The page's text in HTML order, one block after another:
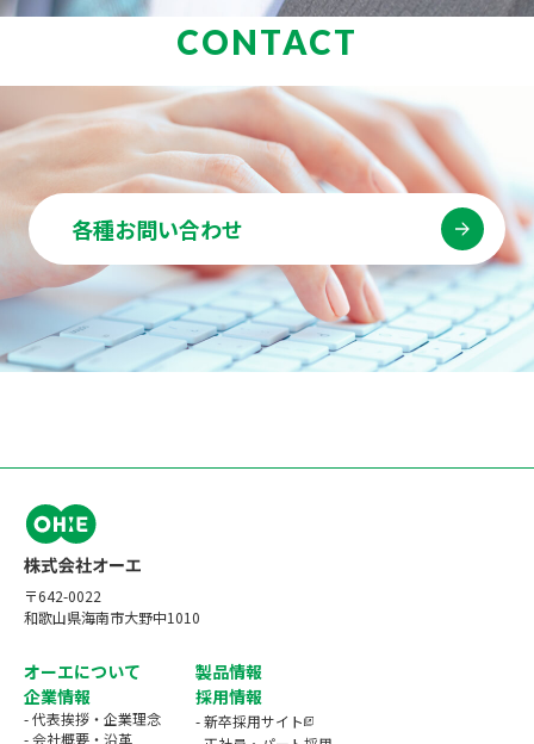
CONTACT
各種お問い合わせ
〒642-0022
和歌山県海南市大野中1010
オーエについて
製品情報
企業情報
- 代表挨拶・企業理念
- 会社概要・沿革
採用情報
- 新卒採用サイト